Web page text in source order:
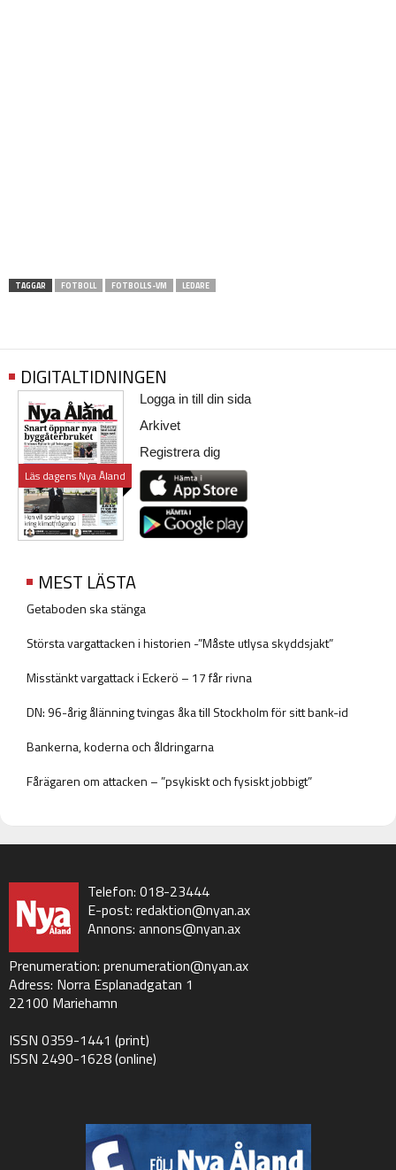
TAGGAR FOTBOLL FOTBOLLS-VM LEDARE
DIGITALTIDNINGEN
Läs dagens Nya Åland
Logga in till din sida
Arkivet
Registrera dig
MEST LÄSTA
Getaboden ska stänga
Största vargattacken i historien -”Måste utlysa skyddsjakt”
Misstänkt vargattack i Eckerö – 17 får rivna
DN: 96-årig ålänning tvingas åka till Stockholm för sitt bank-id
Bankerna, koderna och åldringarna
Fårägaren om attacken – ”psykiskt och fysiskt jobbigt”
Telefon: 018-23444
E-post: redaktion@nyan.ax
Annons: annons@nyan.ax
Prenumeration: prenumeration@nyan.ax
Adress: Norra Esplanadgatan 1
22100 Mariehamn
ISSN 0359-1441 (print)
ISSN 2490-1628 (online)